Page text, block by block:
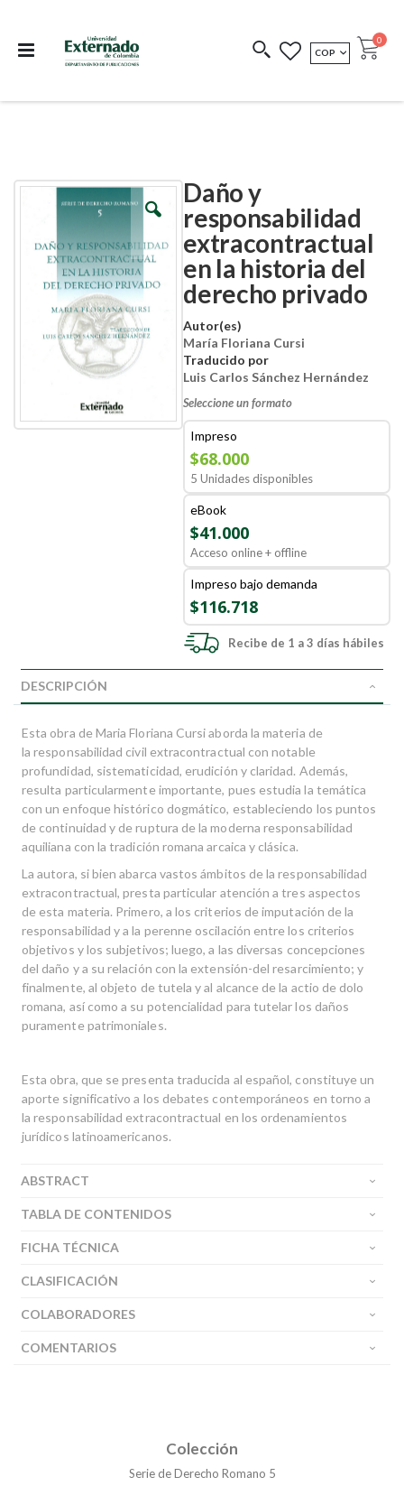
COEDICIONES REDIMIR CÓDIGO
MONEDA
COP Cart
0
Daño y
responsabilidad
extracontractual
en la historia del
derecho privado
Autor(es)
María Floriana Cursi
Traducido por
Luis Carlos Sánchez Hernández
Seleccione un formato
Impreso
$68.000
5 Unidades disponibles
eBook
$41.000
Acceso online + offline
Impreso bajo demanda
$116.718
Recibe de 1 a 3 días hábiles
Skip
images
Skip
images
DESCRIPCIÓN
Esta obra de Maria Floriana Cursi aborda la materia de
la responsabilidad civil extracontractual con notable
profundidad, sistematicidad, erudición y claridad. Además,
resulta particularmente importante, pues estudia la temática
con un enfoque histórico dogmático, estableciendo los puntos
de continuidad y de ruptura de la moderna responsabilidad
aquiliana con la tradición romana arcaica y clásica.
La autora, si bien abarca vastos ámbitos de la responsabilidad
extracontractual, presta particular atención a tres aspectos
de esta materia. Primero, a los criterios de imputación de la
responsabilidad y a la perenne oscilación entre los criterios
objetivos y los subjetivos; luego, a las diversas concepciones
del daño y a su relación con la extensión-del resarcimiento; y
finalmente, al objeto de tutela y al alcance de la actio de dolo
romana, así como a su potencialidad para tutelar los daños
puramente patrimoniales.
Esta obra, que se presenta traducida al español, constituye un
aporte significativo a los debates contemporáneos en torno a
la responsabilidad extracontractual en los ordenamientos
jurídicos latinoamericanos.
ABSTRACT
TABLA DE CONTENIDOS
FICHA TÉCNICA
CLASIFICACIÓN
COLABORADORES
COMENTARIOS
Colección
Serie de Derecho Romano 5